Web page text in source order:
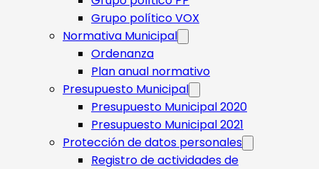
Grupo político VOX
Normativa Municipal
Ordenanza
Plan anual normativo
Presupuesto Municipal
Presupuesto Municipal 2020
Presupuesto Municipal 2021
Protección de datos personales
Registro de actividades de